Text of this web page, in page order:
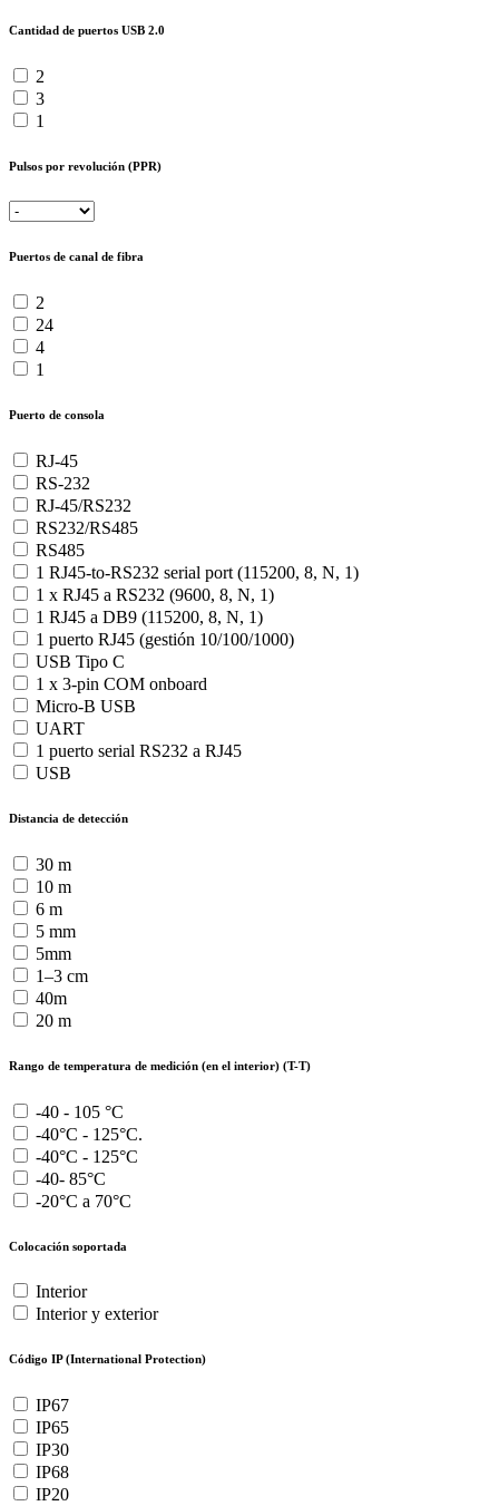
Cantidad de puertos USB 2.0
2
3
1
Pulsos por revolución (PPR)
Puertos de canal de fibra
2
24
4
1
Puerto de consola
RJ-45
RS-232
RJ-45/RS232
RS232/RS485
RS485
1 RJ45-to-RS232 serial port (115200, 8, N, 1)
1 x RJ45 a RS232 (9600, 8, N, 1)
1 RJ45 a DB9 (115200, 8, N, 1)
1 puerto RJ45 (gestión 10/100/1000)
USB Tipo C
1 x 3-pin COM onboard
Micro-B USB
UART
1 puerto serial RS232 a RJ45
USB
Distancia de detección
30 m
10 m
6 m
5 mm
5mm
1–3 cm
40m
20 m
Rango de temperatura de medición (en el interior) (T-T)
-40 - 105 °C
-40°C - 125°C.
-40°C - 125°C
-40- 85°C
-20°C a 70°C
Colocación soportada
Interior
Interior y exterior
Código IP (International Protection)
IP67
IP65
IP30
IP68
IP20